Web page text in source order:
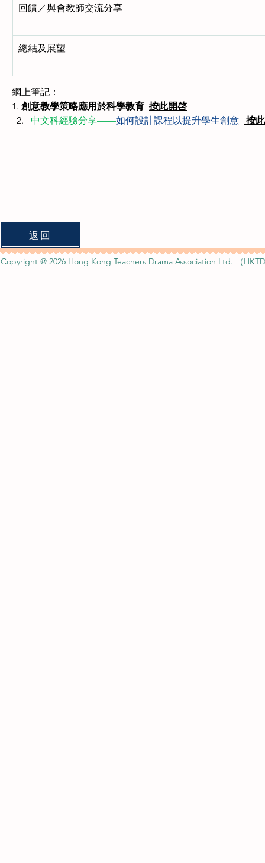
回饋／與會教師交流分享
總結及展望
網上筆記：
1. 創意教學策略應用於科學教育 按此開啓
中文科經驗分享——如何設計課程以提升學生創意 按
返回
Copyright @ 2026 Hong Kong Teachers Drama Association Ltd. （